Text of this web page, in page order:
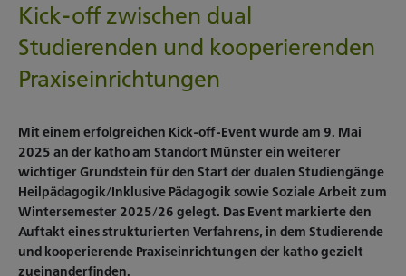
Kick-off zwischen dual
Studierenden und kooperierenden
Praxiseinrichtungen
​​​​​​​Mit einem erfolgreichen Kick-off-Event wurde am 9. Mai
2025 an der katho am Standort Münster ein weiterer
wichtiger Grundstein für den Start der dualen Studiengänge
Heilpädagogik/Inklusive Pädagogik sowie Soziale Arbeit zum
Wintersemester 2025/26 gelegt. Das Event markierte den
Auftakt eines strukturierten Verfahrens, in dem Studierende
und kooperierende Praxiseinrichtungen der katho gezielt
zueinanderfinden.